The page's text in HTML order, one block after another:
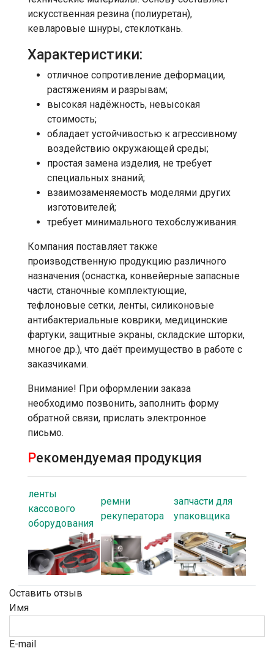
искусственная резина (полиуретан),
кевларовые шнуры, стеклоткань.
Характеристики:
отличное сопротивление деформации,
растяжениям и разрывам;
высокая надёжность, невысокая
стоимость;
обладает устойчивостью к агрессивному
воздействию окружающей среды;
простая замена изделия, не требует
специальных знаний;
взаимозаменяемость моделями других
изготовителей;
требует минимального техобслуживания.
Компания поставляет также
производственную продукцию различного
назначения (оснастка, конвейерные запасные
части, станочные комплектующие,
тефлоновые сетки, ленты, силиконовые
антибактериальные коврики, медицинские
фартуки, защитные экраны, складские шторки,
многое др.), что даёт преимущество в работе с
заказчиками.
Внимание! При оформлении заказа
необходимо позвонить, заполнить форму
обратной связи, прислать электронное
письмо.
Рекомендуемая продукция
ленты
кассового
оборудования
ремни
рекуператора
запчасти для
упаковщика
Оставить отзыв
Имя
E-mail